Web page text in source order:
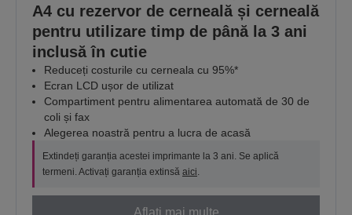
A4 cu rezervor de cerneală și cerneală
pentru utilizare timp de până la 3 ani
inclusă în cutie
Reduceți costurile cu cerneala cu 95%*
Ecran LCD ușor de utilizat
Compartiment pentru alimentarea automată de 30 de
coli și fax
Alegerea noastră pentru a lucra de acasă
Extindeți garanția acestei imprimante la 3 ani. Se aplică
termeni. Activați garanția extinsă aici.